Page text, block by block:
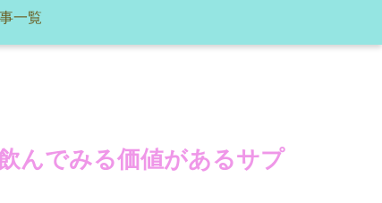
一覧
んでみる価値があるサプ